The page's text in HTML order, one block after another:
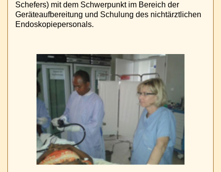
Schefers) mit dem Schwerpunkt im Bereich der
Geräteaufbereitung und Schulung des nichtärztlichen
Endoskopiepersonals.